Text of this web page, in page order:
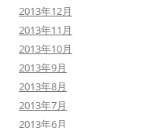
2013年12月
2013年11月
2013年10月
2013年9月
2013年8月
2013年7月
2013年6月